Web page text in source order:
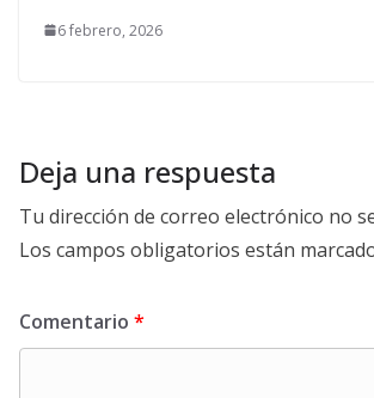
6 febrero, 2026
Deja una respuesta
Tu dirección de correo electrónico no
Los campos obligatorios están
Comentario *